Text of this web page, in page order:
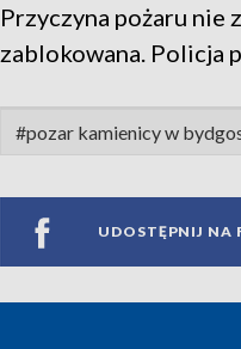
Przyczyna pożaru nie
zablokowana. Policja
#pozar kamienicy w
UDOSTĘPNIJ NA